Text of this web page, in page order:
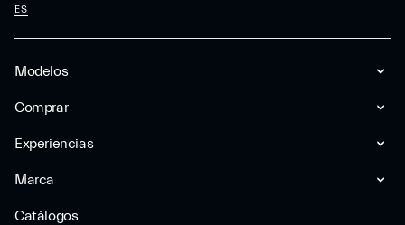
Modelos
Comprar
Experiencias
Marca
Catálogos
ES